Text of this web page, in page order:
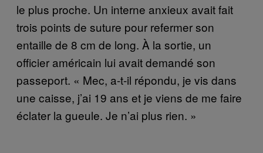
le plus proche. Un interne anxieux avait fait
trois points de suture pour refermer son
entaille de 8 cm de long. À la sortie, un
officier américain lui avait demandé son
passeport. « Mec, a-t-il répondu, je vis dans
une caisse, j’ai 19 ans et je viens de me faire
éclater la gueule. Je n’ai plus rien. »